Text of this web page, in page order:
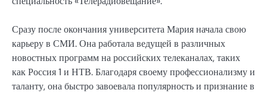
Сразу после окончания университета Мария начала свою
карьеру в СМИ. Она работала ведущей в различных
новостных программ на российских телеканалах, таких
как Россия 1 и НТВ. Благодаря своему профессионализму и
таланту, она быстро завоевала популярность и признание в